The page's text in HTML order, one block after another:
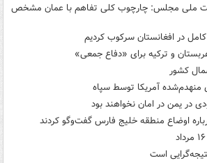
ملی مجلس: چارچوب کلی تفاهم با عمان مشخص
در افغانستان سرکوب کردیم
و ترکیه برای «دفاع جمعی»
کشور
منهدم‌شده آمریکا توسط سپاه
در یمن در امان نخواهند بود
اوضاع منطقه خلیج فارس گفت‌وگو کردند
است